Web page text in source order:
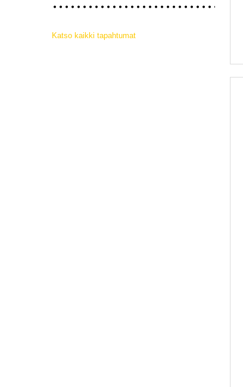
Katso kaikki tapahtumat